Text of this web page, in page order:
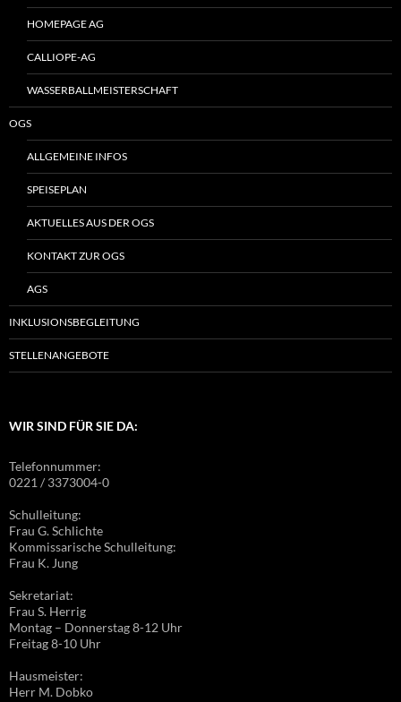
HOMEPAGE AG
CALLIOPE-AG
WASSERBALLMEISTERSCHAFT
OGS
ALLGEMEINE INFOS
SPEISEPLAN
AKTUELLES AUS DER OGS
KONTAKT ZUR OGS
AGS
INKLUSIONSBEGLEITUNG
STELLENANGEBOTE
WIR SIND FÜR SIE DA:
Telefonnummer:
0221 / 3373004-0
Schulleitung:
Frau G. Schlichte
Kommissarische Schulleitung:
Frau K. Jung
Sekretariat:
Frau S. Herrig
Montag – Donnerstag 8-12 Uhr
Freitag 8-10 Uhr
Hausmeister:
Herr M. Dobko